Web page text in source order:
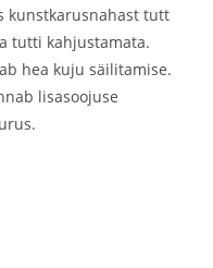
kunstkarusnahast tutt
tutti kahjustamata.
hea kuju säilitamise.
lisasoojuse